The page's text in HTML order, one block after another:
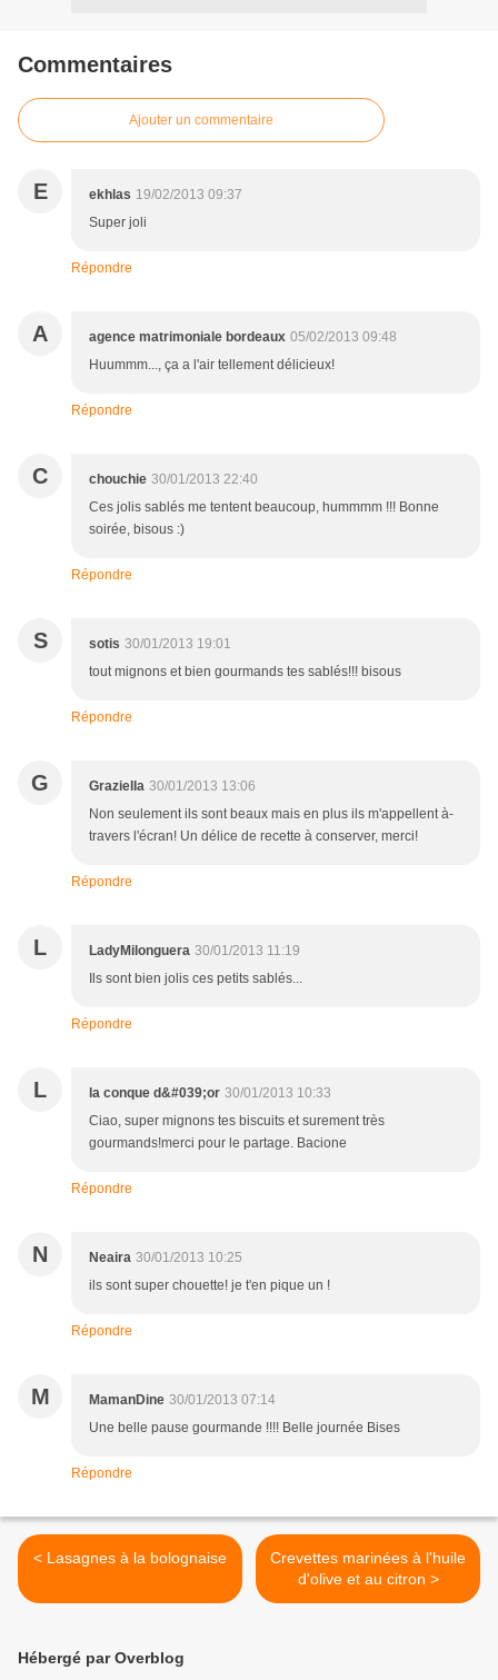
Commentaires
Ajouter un commentaire
E ekhlas 19/02/2013 09:37
Super joli
Répondre
A agence matrimoniale bordeaux 05/02/2013 09:48
Huummm..., ça a l'air tellement délicieux!
Répondre
C chouchie 30/01/2013 22:40
Ces jolis sablés me tentent beaucoup, hummmm !!! Bonne
soirée, bisous :)
Répondre
S sotis 30/01/2013 19:01
tout mignons et bien gourmands tes sablés!!! bisous
Répondre
G Graziella 30/01/2013 13:06
Non seulement ils sont beaux mais en plus ils m'appellent à-
travers l'écran! Un délice de recette à conserver, merci!
Répondre
L LadyMilonguera 30/01/2013 11:19
Ils sont bien jolis ces petits sablés...
Répondre
L la conque d&#039;or 30/01/2013 10:33
Ciao, super mignons tes biscuits et surement très
gourmands!merci pour le partage. Bacione
Répondre
N Neaira 30/01/2013 10:25
ils sont super chouette! je t'en pique un !
Répondre
M MamanDine 30/01/2013 07:14
Une belle pause gourmande !!!! Belle journée Bises
Répondre
< Lasagnes à la bolognaise
Crevettes marinées à l'huile
d'olive et au citron >
Hébergé par Overblog